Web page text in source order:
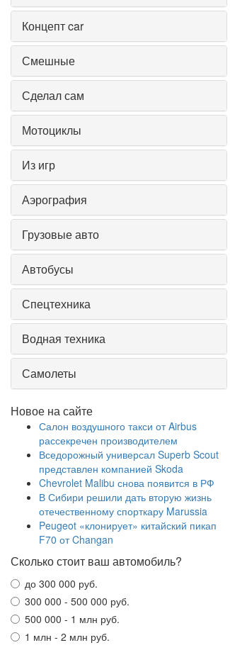
Концепт car
Смешные
Сделал сам
Мотоциклы
Из игр
Аэрография
Грузовые авто
Автобусы
Спецтехника
Водная техника
Самолеты
Новое на сайте
Салон воздушного такси от Airbus
рассекречен производителем
Вседорожный универсал Superb Scout
представлен компанией Skoda
Chevrolet Malibu снова появится в РФ
В Сибири решили дать вторую жизнь
отечественному спорткару Marussia
Peugeot «клонирует» китайский пикап
F70 от Changan
Сколько стоит ваш автомобиль?
до 300 000 руб.
300 000 - 500 000 руб.
500 000 - 1 млн руб.
1 млн - 2 млн руб.